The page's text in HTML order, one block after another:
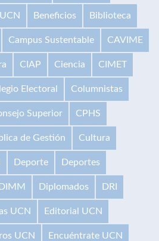
Beneficios Biblioteca
Campus Sustentable CAVIME
CIAP Ciencia CIMET
Electoral Columnistas
Superior CPHS
de Gestión Cultura
Deporte Deportes
DIMM Diplomados DRI
UCN Editorial UCN
UCN Encuéntrate UCN